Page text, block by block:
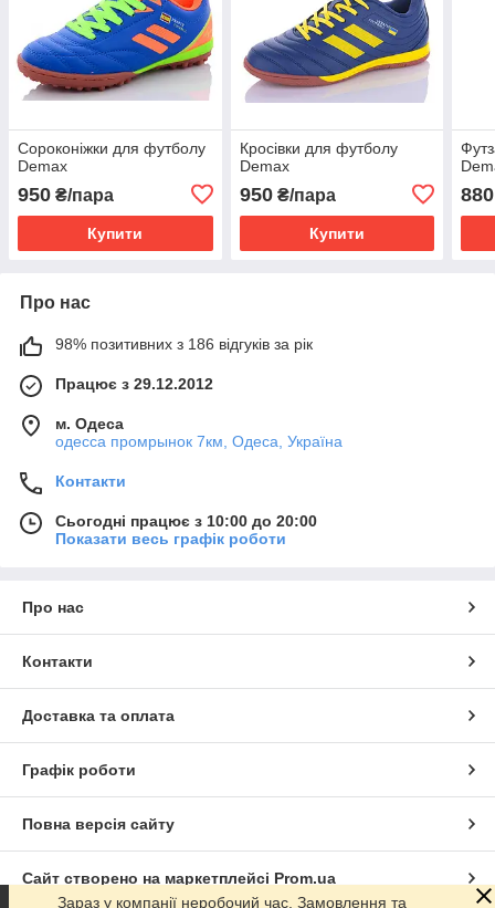
Сороконіжки для футболу
Demax
950 ₴/пара
Купити
Кросівки для футболу
Demax
950₴/пара
Купити
880
Про нас
98% позитивних з 186 відгуків за рік
Працює з 29.12.2012
м. Одеса
одесса промрынок 7км, Одеса, Україна
Контакти
Сьогодні працює з 10:00 до 20:00
Показати весь графік роботи
Про нас
Контакти
Доставка та оплата
Графік роботи
Повна версія сайту
Сайт створено на маркетплейсі Prom.ua
Зараз у компанії неробочий час. Замовлення та